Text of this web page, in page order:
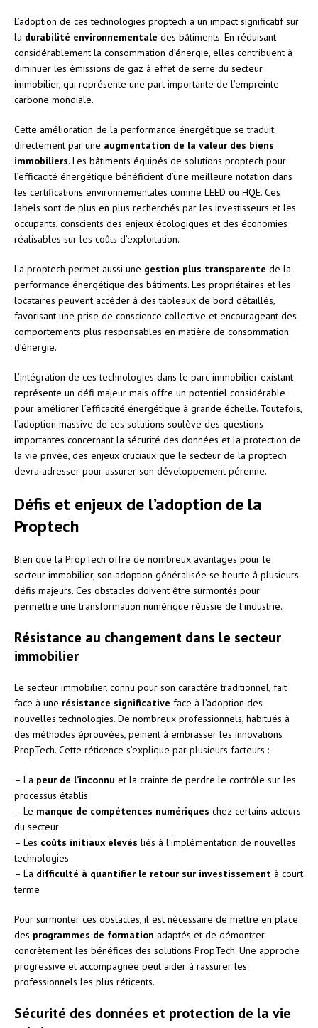
L’adoption de ces technologies proptech a un impact significatif sur
la durabilité environnementale des bâtiments. En réduisant
considérablement la consommation d’énergie, elles contribuent à
diminuer les émissions de gaz à effet de serre du secteur
immobilier, qui représente une part importante de l’empreinte
carbone mondiale.
Cette amélioration de la performance énergétique se traduit
directement par une augmentation de la valeur des biens
immobiliers. Les bâtiments équipés de solutions proptech pour
l’efficacité énergétique bénéficient d’une meilleure notation dans
les certifications environnementales comme LEED ou HQE. Ces
labels sont de plus en plus recherchés par les investisseurs et les
occupants, conscients des enjeux écologiques et des économies
réalisables sur les coûts d’exploitation.
La proptech permet aussi une gestion plus transparente de la
performance énergétique des bâtiments. Les propriétaires et les
locataires peuvent accéder à des tableaux de bord détaillés,
favorisant une prise de conscience collective et encourageant des
comportements plus responsables en matière de consommation
d’énergie.
L’intégration de ces technologies dans le parc immobilier existant
représente un défi majeur mais offre un potentiel considérable
pour améliorer l’efficacité énergétique à grande échelle. Toutefois,
l’adoption massive de ces solutions soulève des questions
importantes concernant la sécurité des données et la protection de
la vie privée, des enjeux cruciaux que le secteur de la proptech
devra adresser pour assurer son développement pérenne.
Défis et enjeux de l’adoption de la
Proptech
Bien que la PropTech offre de nombreux avantages pour le
secteur immobilier, son adoption généralisée se heurte à plusieurs
défis majeurs. Ces obstacles doivent être surmontés pour
permettre une transformation numérique réussie de l’industrie.
Résistance au changement dans le secteur
immobilier
Le secteur immobilier, connu pour son caractère traditionnel, fait
face à une résistance significative face à l’adoption des
nouvelles technologies. De nombreux professionnels, habitués à
des méthodes éprouvées, peinent à embrasser les innovations
PropTech. Cette réticence s’explique par plusieurs facteurs :
– La peur de l’inconnu et la crainte de perdre le contrôle sur les
processus établis
– Le manque de compétences numériques chez certains acteurs
du secteur
– Les coûts initiaux élevés liés à l’implémentation de nouvelles
technologies
– La difficulté à quantifier le retour sur investissement à court
terme
Pour surmonter ces obstacles, il est nécessaire de mettre en place
des programmes de formation adaptés et de démontrer
concrètement les bénéfices des solutions PropTech. Une approche
progressive et accompagnée peut aider à rassurer les
professionnels les plus réticents.
Sécurité des données et protection de la vie